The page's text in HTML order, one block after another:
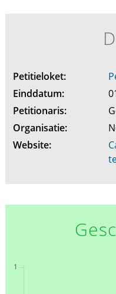
Petitieloket:
Einddatum:
Petitionaris:
Organisatie:
Website: